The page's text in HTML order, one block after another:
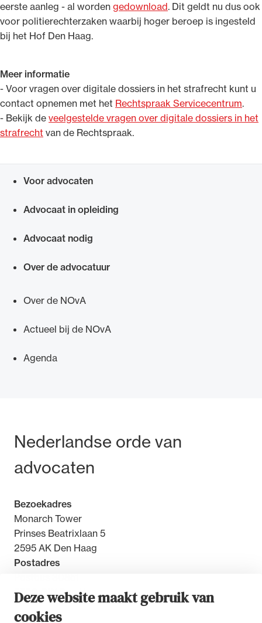
Deze website maakt gebruik van
cookies
eerste aanleg - al worden gedownload. Dit geldt nu dus ook
voor politierechterzaken waarbij hoger beroep is ingesteld
bij het Hof Den Haag.
Meer informatie
- Voor vragen over digitale dossiers in het strafrecht kunt u
contact opnemen met het Rechtspraak Servicecentrum.
- Bekijk de veelgestelde vragen over digitale dossiers in het
strafrecht van de Rechtspraak.
Voor advocaten
Advocaat in opleiding
Advocaat nodig
Over de advocatuur
Over de NOvA
Actueel bij de NOvA
Agenda
Bezoek- en postadres
Nederlandse orde van
advocaten
Bezoekadres
Monarch Tower
Prinses Beatrixlaan 5
2595 AK Den Haag
Postadres
2500 GW Den Haag